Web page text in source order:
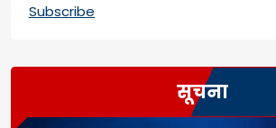
Subscribe
सूचना